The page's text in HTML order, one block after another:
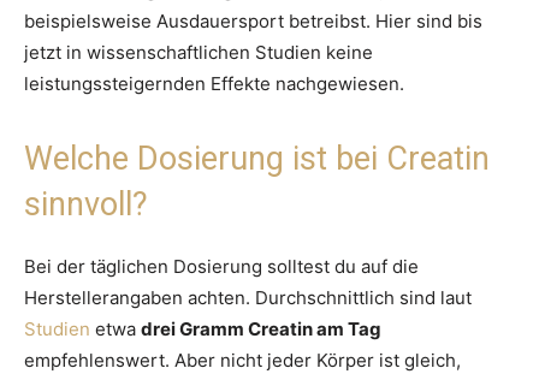
beispielsweise Ausdauersport betreibst. Hier sind bis
jetzt in wissenschaftlichen Studien keine
leistungssteigernden Effekte nachgewiesen.
Welche Dosierung ist bei Creatin
sinnvoll?
Bei der täglichen Dosierung solltest du auf die
Herstellerangaben achten. Durchschnittlich sind laut
Studien etwa drei Gramm Creatin am Tag
empfehlenswert. Aber nicht jeder Körper ist gleich,